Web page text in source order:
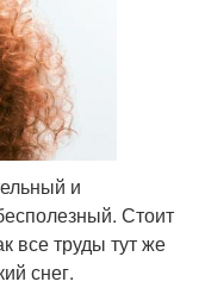
и
Стоит
все труды тут же
снег.